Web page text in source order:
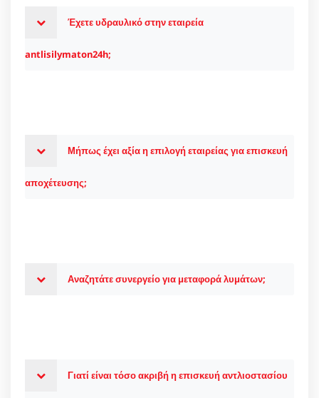
Έχετε υδραυλικό στην εταιρεία
antlisilymaton24h;
Μήπως έχει αξία η επιλογή εταιρείας για επισκευή
αποχέτευσης;
Αναζητάτε συνεργείο για μεταφορά λυμάτων;
Γιατί είναι τόσο ακριβή η επισκευή αντλιοστασίου